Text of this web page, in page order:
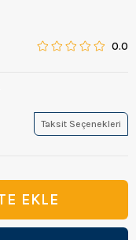
0.0
Taksit Seçenekleri